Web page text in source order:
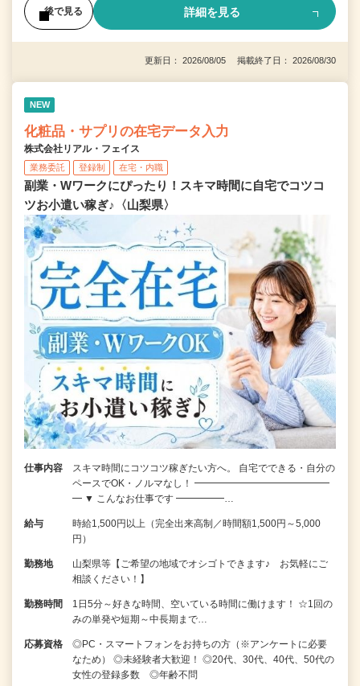
後で見る 詳細を見る
更新日： 2026/08/05 掲載終了日： 2026/08/30
NEW
化粧品・サプリの在宅データ入力
株式会社リアル・フェイス
業務委託 登録制 在宅・内職
副業・Wワークにぴったり！スキマ時間に自宅でコツコ
ツお小遣い稼ぎ♪〈山梨県〉
仕事内容
スキマ時間にコツコツ稼ぎたい方へ。 自宅でできる・自分の
ペースでOK・ノルマなし！ ━━━━━━━━━━━━━━
━ ▼ こんなお仕事です ━━━━━…
給与
時給1,500円以上（完全出来高制／時間額1,500円～5,000
円）
勤務地
山梨県等【ご希望の地域でオシゴトできます♪ お気軽にご
相談ください！】
勤務時間
1日5分～好きな時間、空いている時間に働けます！ ☆1回の
みの単発や短期～中長期まで…
応募資格
◎PC・スマートフォンをお持ちの方（※アンケートに必要
なため） ◎未経験者大歓迎！ ◎20代、30代、40代、50代の
女性の登録多数 ◎年齢不問